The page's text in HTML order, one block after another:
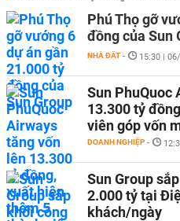
Phú Thọ gỡ
đồng của Sun
NHÀ ĐẤT - 15:30 |
Sun PhuQuoc
13.300 tỷ
viên góp vốn
DOANH NGHIỆP -
Sun Group
2.000 tỷ tại
khách/ngày